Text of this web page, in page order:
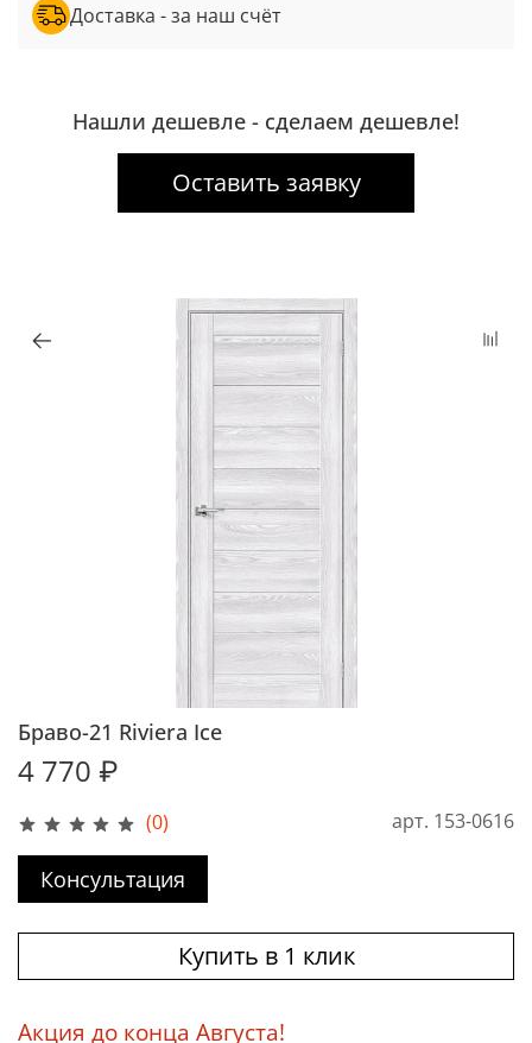
Доставка - за наш счёт
Нашли дешевле - сделаем дешевле!
Оставить заявку
(0) арт. 153-0616
Браво-21 Riviera Ice
4 770 ₽
Консультация
Купить в 1 клик
Акция до конца Августа!